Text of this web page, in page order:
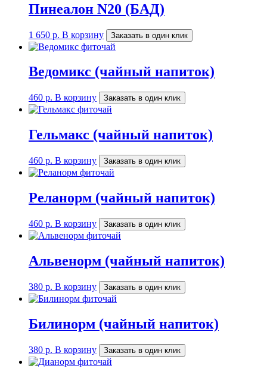
Пинеалон N20 (БАД)
1 650 р. В корзину Заказать в один клик
Ведомикс (чайный напиток)
460 р. В корзину Заказать в один клик
Гельмакс (чайный напиток)
460 р. В корзину Заказать в один клик
Реланорм (чайный напиток)
460 р. В корзину Заказать в один клик
Альвенорм (чайный напиток)
380 р. В корзину Заказать в один клик
Билинорм (чайный напиток)
380 р. В корзину Заказать в один клик